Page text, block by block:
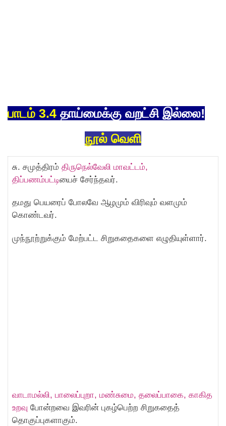
பாடம் 3.4 தாய்மைக்கு வறட்சி இல்லை!
நூல் வெளி
சு. சமுத்திரம் திருநெல்வேலி மாவட்டம்,
திப்பணம்பட்டியைச் சேர்ந்தவர்.
தமது பெயரைப் போலவே ஆழமும் விரிவும் வளமும்
கொண்டவர்.
முந்நூற்றுக்கும் மேற்பட்ட சிறுகதைகளை எழுதியுள்ளார்.
வாடாமல்லி, பாலைப்புறா, மண்சுமை, தலைப்பாகை, காகித
உறவு போன்றவை இவரின் புகழ்பெற்ற சிறுகதைத்
தொகுப்புகளாகும்.